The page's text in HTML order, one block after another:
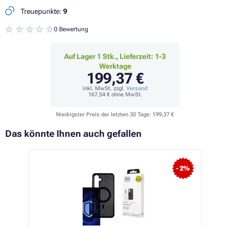
Treuepunkte: 9
0 Bewertung
Auf Lager 1 Stk., Lieferzeit: 1-3
Werktage
199,37 €
inkl. MwSt. zzgl. Versand
167,54 €ohne MwSt.
Niedrigster Preis der letzten 30 Tage: 199,37 €
Das könnte Ihnen auch gefallen
- 2%